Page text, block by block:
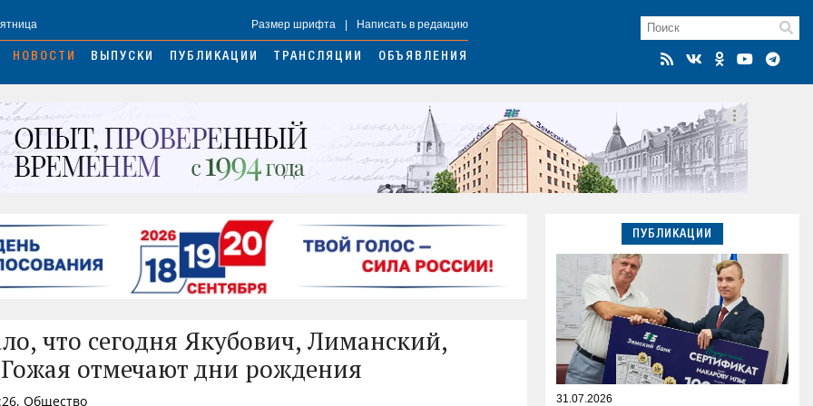
Размер шрифта Написать в редакцию
НОВОСТИ ВЫПУСКИ ПУБЛИКАЦИИ ТРАНСЛЯЦИИ ОБЪЯВЛЕНИЯ
что сегодня Якубович, Лиманский,
отмечают дни рождения
Общество
ПУБЛИКАЦИИ
31.07.2026